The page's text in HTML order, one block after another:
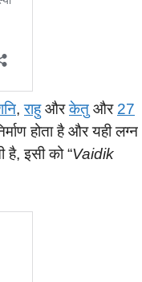
,राहुऔरकेतु और 27
होता है और यही लग्न
है, इसी को “Vaidik